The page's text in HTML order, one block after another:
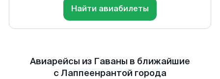
Найти авиабилеты
Авиарейсы из Гаваны в ближайшие
с Лаппеенрантой города